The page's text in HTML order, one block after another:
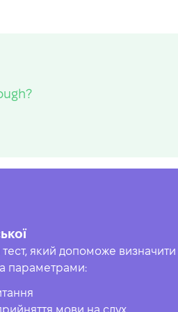
який допоможе визначити
параметрами:
мови на слух